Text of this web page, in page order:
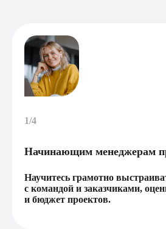
1/4
Начинающим менеджерам
Научитесь грамотно
с командой и заказчиками,
и бюджет проектов.